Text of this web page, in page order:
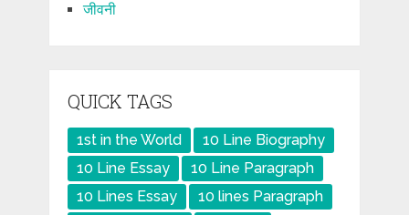
जीवनी
QUICK TAGS
1st in the World
10 Line Biography
10 Line Essay
10 Line Paragraph
10 Lines Essay
10 lines Paragraph